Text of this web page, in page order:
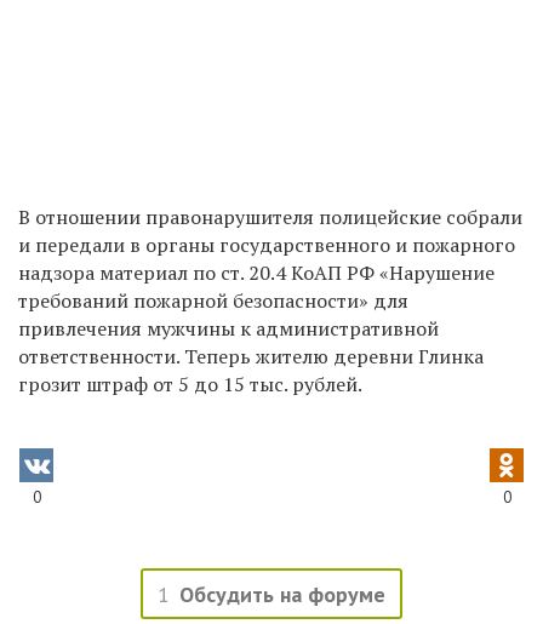
В отношении правонарушителя полицейские собрали
и передали в органы государственного и пожарного
надзора материал по ст. 20.4 КоАП РФ «Нарушение
требований пожарной безопасности» для
привлечения мужчины к административной
ответственности. Теперь жителю деревни Глинка
грозит штраф от 5 до 15 тыс. рублей.
0 0
1 Обсудить на форуме